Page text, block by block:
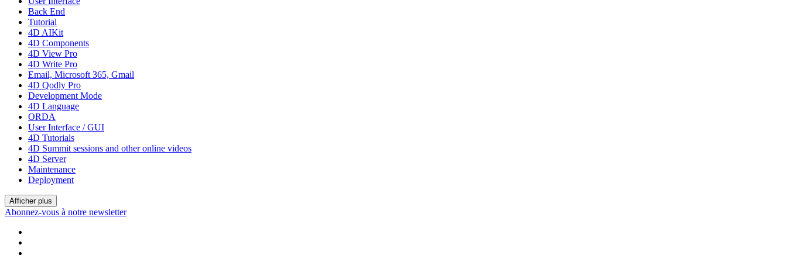
Back End
Tutorial
4D AIKit
4D Components
4D View Pro
4D Write Pro
Email, Microsoft 365, Gmail
4D Qodly Pro
Development Mode
4D Language
ORDA
User Interface / GUI
4D Tutorials
4D Summit sessions and other online videos
4D Server
Maintenance
Deployment
Afficher plus
Abonnez-vous à notre newsletter